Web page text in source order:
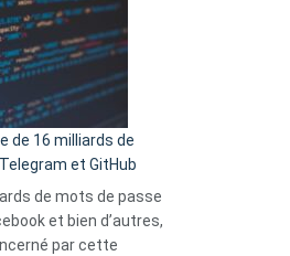
de 16 milliards de
et GitHub
de mots de passe
et bien d’autres,
par cette